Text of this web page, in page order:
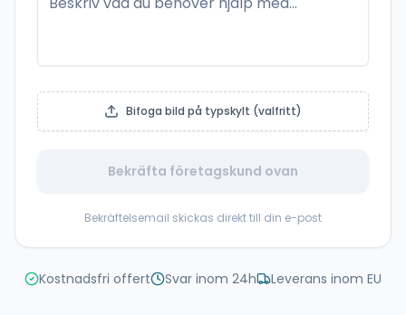
Bifoga bild på typskylt (valfritt)
Bekräfta företagskund ovan
Bekräftelsemail skickas direkt till din e-post
Kostnadsfri offert Svar inom 24h Leverans inom EU